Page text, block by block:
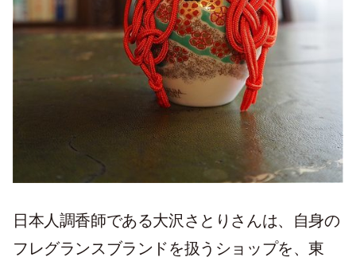
日本人調香師である大沢さとりさんは、自身の
フレグランスブランドを扱うショップを、東